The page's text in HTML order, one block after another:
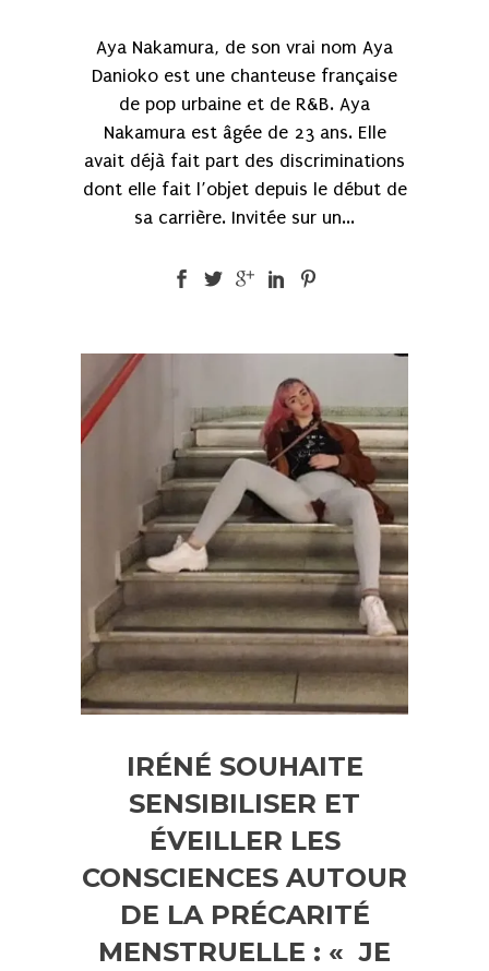
Aya Nakamura, de son vrai nom Aya
Danioko est une chanteuse française
de pop urbaine et de R&B. Aya
Nakamura est âgée de 23 ans. Elle
avait déjà fait part des discriminations
dont elle fait l’objet depuis le début de
sa carrière. Invitée sur un...
IRÉNÉ SOUHAITE
SENSIBILISER ET
ÉVEILLER LES
CONSCIENCES AUTOUR
DE LA PRÉCARITÉ
MENSTRUELLE : « JE